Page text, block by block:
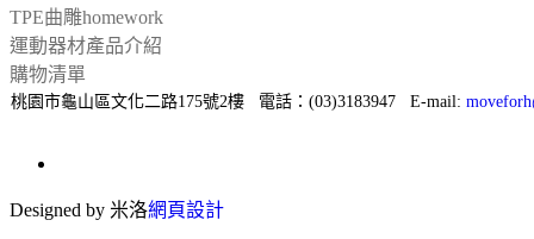
TPE曲雕homework
運動器材產品介紹
購物清單
桃園市龜山區文化二路175號2樓 電話：(03)3183947 E-mail:
Designed by 米洛網頁設計